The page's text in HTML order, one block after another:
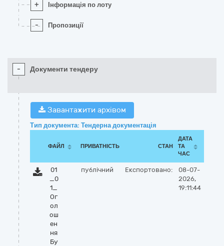
+ Інформація по лоту
- Пропозиції
- Документи тендеру
Завантажити архівом
Тип документа: Тендерна документація
ФАЙЛ ПРИВАТНІСТЬ СТАН
ДАТА
ТА
ЧАС
01
_0
1_
Ог
ол
ош
ен
ня
Бу
публічний Експортовано:
08-07-
2026,
19:11:44